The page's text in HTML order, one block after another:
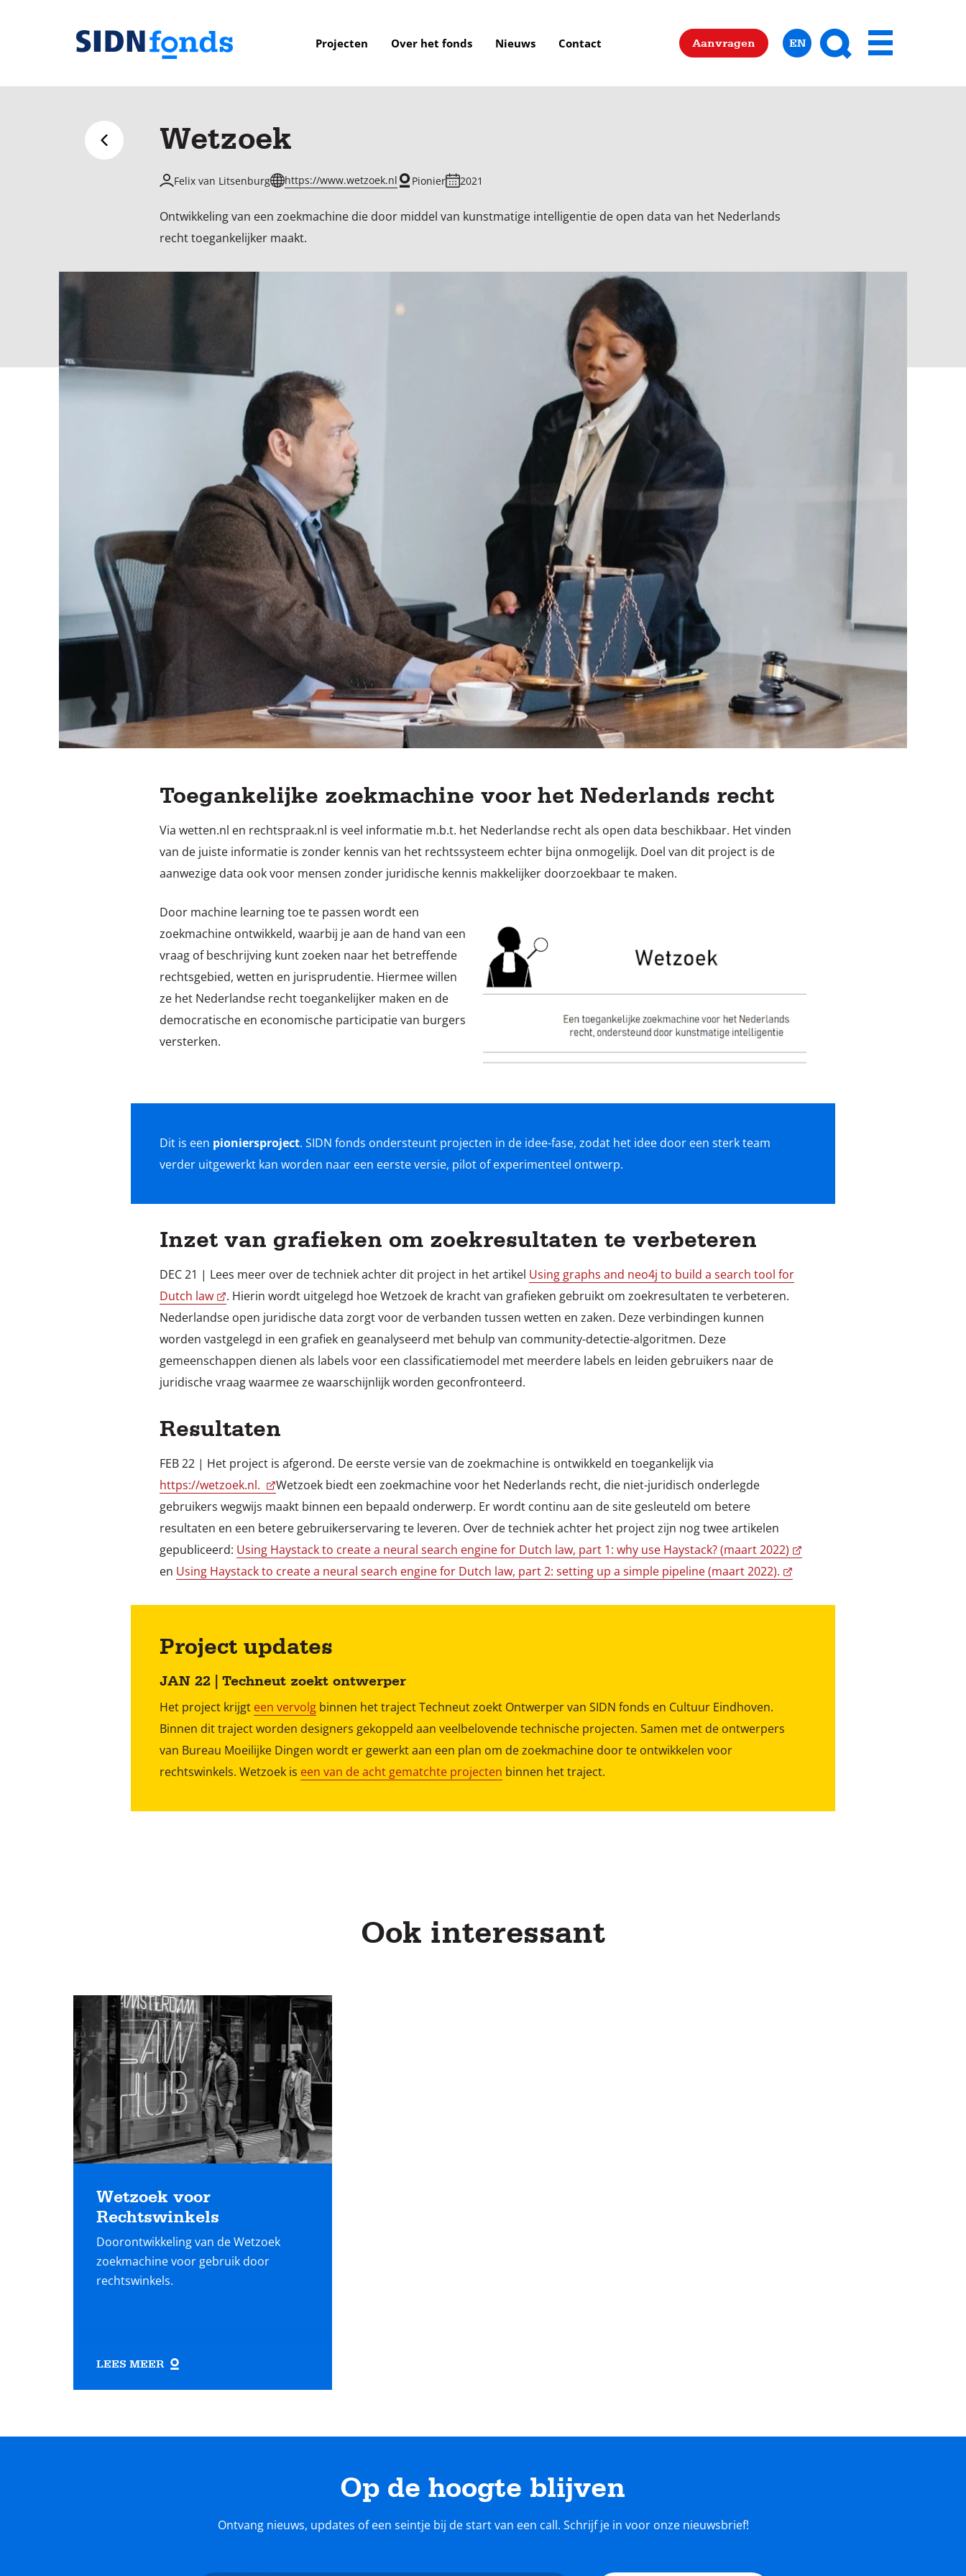
Sla de navigatie over en ga naar de inhoud
van
fonds
Projecten Over het fonds Nieuws Contact Aanvragen EN
Zoeken
Menu
Terug naar overzicht Wetzoek
Felix van Litsenburg https://www.wetzoek.nl Pionier 2021
Ontwikkeling van een zoekmachine die door middel van kunstmatige intelligentie de open data van het Nederlands
recht toegankelijker maakt.
Toegankelijke zoekmachine voor het Nederlands recht
Via wetten.nl en rechtspraak.nl is veel informatie m.b.t. het Nederlandse recht als open data beschikbaar. Het vinden
van de juiste informatie is zonder kennis van het rechtssysteem echter bijna onmogelijk. Doel van dit project is de
aanwezige data ook voor mensen zonder juridische kennis makkelijker doorzoekbaar te maken.
Door machine learning toe te passen wordt een
zoekmachine ontwikkeld, waarbij je aan de hand van een
vraag of beschrijving kunt zoeken naar het betreffende
rechtsgebied, wetten en jurisprudentie. Hiermee willen
ze het Nederlandse recht toegankelijker maken en de
democratische en economische participatie van burgers
versterken.
Dit is een pioniersproject. SIDN fonds ondersteunt projecten in de idee-fase, zodat het idee door een sterk team
verder uitgewerkt kan worden naar een eerste versie, pilot of experimenteel ontwerp.
Inzet van grafieken om zoekresultaten te verbeteren
DEC 21 | Lees meer over de techniek achter dit project in het artikel Using graphs and neo4j to build a search tool for
Dutch law
. Hierin wordt uitgelegd hoe Wetzoek de kracht van grafieken gebruikt om zoekresultaten te verbeteren.
Nederlandse open juridische data zorgt voor de verbanden tussen wetten en zaken. Deze verbindingen kunnen
worden vastgelegd in een grafiek en geanalyseerd met behulp van community-detectie-algoritmen. Deze
gemeenschappen dienen als labels voor een classificatiemodel met meerdere labels en leiden gebruikers naar de
juridische vraag waarmee ze waarschijnlijk worden geconfronteerd.
Resultaten
FEB 22 | Het project is afgerond. De eerste versie van de zoekmachine is ontwikkeld en toegankelijk via
https://wetzoek.nl.
Wetzoek biedt een zoekmachine voor het Nederlands recht, die niet-juridisch onderlegde
gebruikers wegwijs maakt binnen een bepaald onderwerp. Er wordt continu aan de site gesleuteld om betere
resultaten en een betere gebruikerservaring te leveren. Over de techniek achter het project zijn nog twee artikelen
gepubliceerd: Using Haystack to create a neural search engine for Dutch law, part 1: why use Haystack? (maart 2022)
en Using Haystack to create a neural search engine for Dutch law, part 2: setting up a simple pipeline (maart 2022).
Project updates
JAN 22 | Techneut zoekt ontwerper
Het project krijgt een vervolg binnen het traject Techneut zoekt Ontwerper van SIDN fonds en Cultuur Eindhoven.
Binnen dit traject worden designers gekoppeld aan veelbelovende technische projecten. Samen met de ontwerpers
van Bureau Moeilijke Dingen wordt er gewerkt aan een plan om de zoekmachine door te ontwikkelen voor
rechtswinkels. Wetzoek is een van de acht gematchte projecten binnen het traject.
Ook interessant
Wetzoek voor
Rechtswinkels
Doorontwikkeling van de Wetzoek
zoekmachine voor gebruik door
rechtswinkels.
LEES MEER
Lees
meer
Op de hoogte blijven
Ontvang nieuws, updates of een seintje bij de start van een call. Schrijf je in voor onze nieuwsbrief!